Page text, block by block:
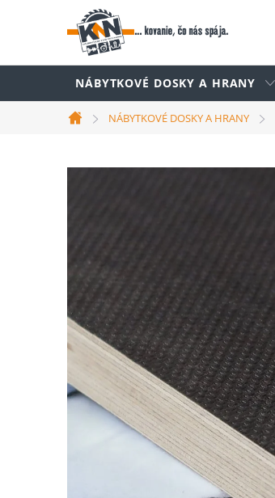
NÁBYTKOVÉ DOSKY A HRANY
Domov
NÁBYTKOVÉ DOSKY A HRANY